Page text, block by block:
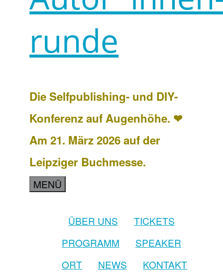
runde
Die Selfpublishing- und DIY-
Konferenz auf Augenhöhe. ❤
Am 21. März 2026 auf der
Leipziger Buchmesse.
MENÜ
ÜBER UNS
TICKETS
PROGRAMM
SPEAKER
ORT
NEWS
KONTAKT